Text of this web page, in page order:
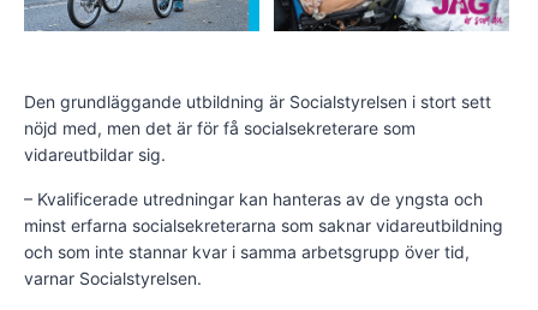
Den grundläggande utbildning är Socialstyrelsen i stort sett
nöjd med, men det är för få socialsekreterare som
vidareutbildar sig.
– Kvalificerade utredningar kan hanteras av de yngsta och
minst erfarna socialsekreterarna som saknar vidareutbildning
och som inte stannar kvar i samma arbetsgrupp över tid,
varnar Socialstyrelsen.